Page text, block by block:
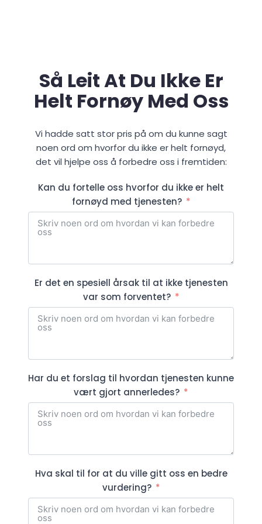
Så Leit At Du Ikke Er
Helt Fornøy Med Oss
Vi hadde satt stor pris på om du kunne sagt
noen ord om hvorfor du ikke er helt fornøyd,
det vil hjelpe oss å forbedre oss i fremtiden:
Kan du fortelle oss hvorfor du ikke er helt
fornøyd med tjenesten?
Er det en spesiell årsak til at ikke tjenesten
var som forventet?
Har du et forslag til hvordan tjenesten kunne
vært gjort annerledes?
Hva skal til for at du ville gitt oss en bedre
vurdering?